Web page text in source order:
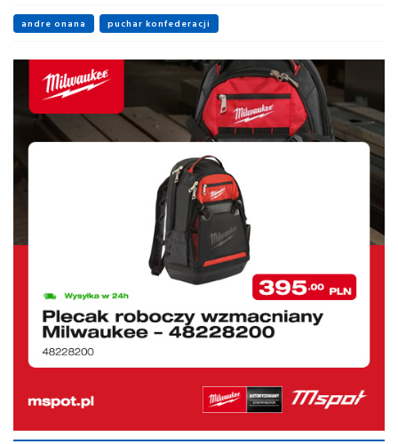
andre onana puchar konfederacji